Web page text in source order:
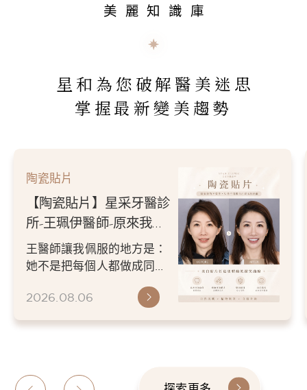
美麗知識庫
星和為您破解醫美迷思
掌握最新變美趨勢
陶瓷貼片
【陶瓷貼片】星采牙醫診
所-王珮伊醫師-原來我的
不愛笑，只是不喜歡自己
原本的牙齒
王醫師讓我佩服的地方是：
她不是把每個人都做成同一
更適合自己的樣子。 現...
2026.08.06